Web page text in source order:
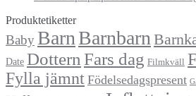
Produktetiketter
Baby Barn Barnbarn
Date Dottern Fars dag Filmkväll
Fylla jämnt Födelsedagspresent